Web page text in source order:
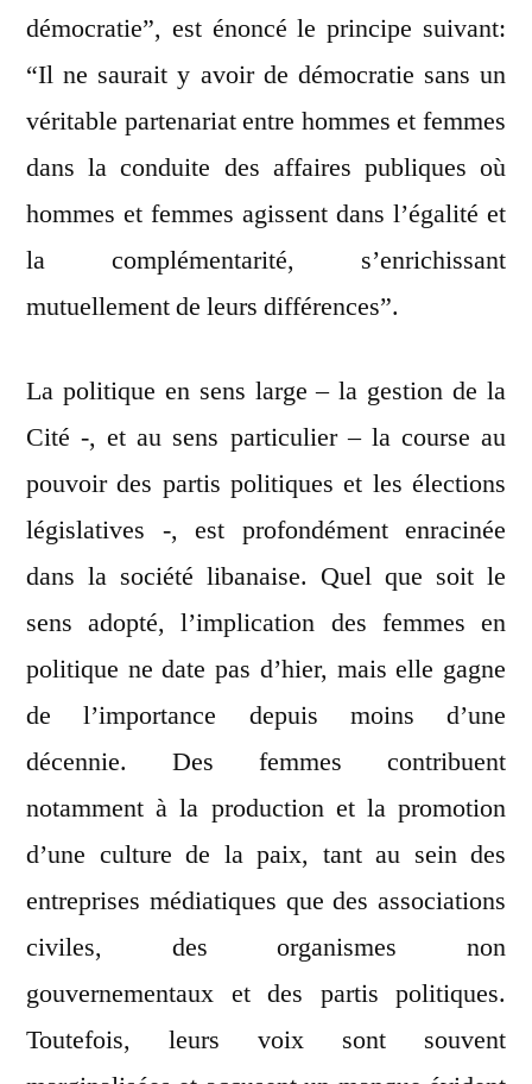
démocratie”, est énoncé le principe suivant:
“Il ne saurait y avoir de démocratie sans un
véritable partenariat entre hommes et femmes
dans la conduite des affaires publiques où
hommes et femmes agissent dans l’égalité et
la complémentarité, s’enrichissant
mutuellement de leurs différences”.
La politique en sens large – la gestion de la
Cité -, et au sens particulier – la course au
pouvoir des partis politiques et les élections
législatives -, est profondément enracinée
dans la société libanaise. Quel que soit le
sens adopté, l’implication des femmes en
politique ne date pas d’hier, mais elle gagne
de l’importance depuis moins d’une
décennie. Des femmes contribuent
notamment à la production et la promotion
d’une culture de la paix, tant au sein des
entreprises médiatiques que des associations
civiles, des organismes non
gouvernementaux et des partis politiques.
Toutefois, leurs voix sont souvent